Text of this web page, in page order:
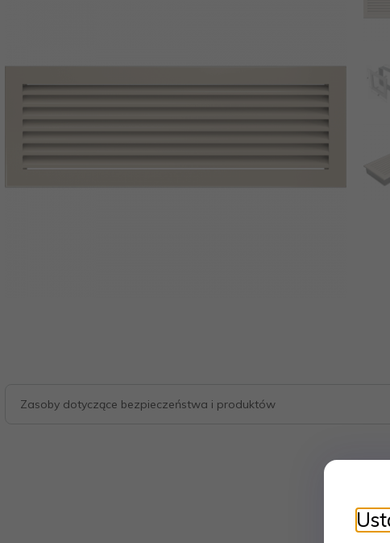
Zasoby dotyczące bezpieczeństwa i produktów